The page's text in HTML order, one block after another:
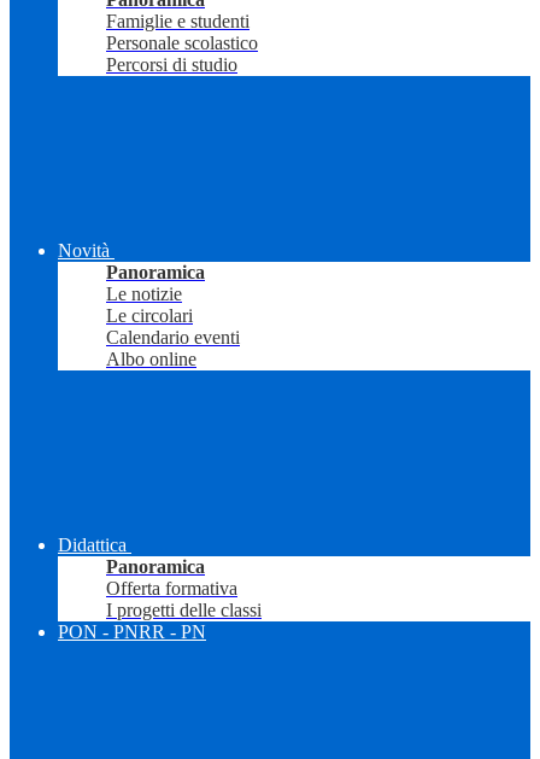
Famiglie e studenti
Personale scolastico
Percorsi di studio
Novità
Panoramica
Le notizie
Le circolari
Calendario eventi
Albo online
Didattica
Panoramica
Offerta formativa
I progetti delle classi
PON - PNRR - PN